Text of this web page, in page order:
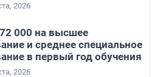
2026
000 на высшее
и среднее специальное
в первый год обучения
2026